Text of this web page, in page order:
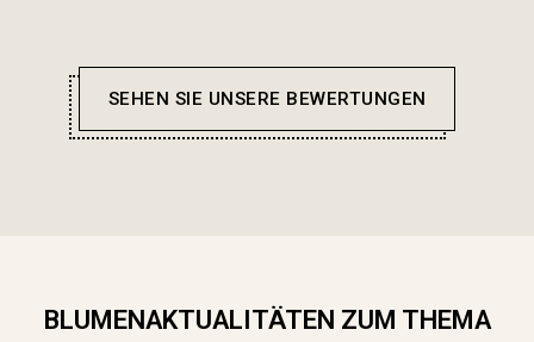
SEHEN SIE UNSERE BEWERTUNGEN
BLUMENAKTUALITÄTEN ZUM THEMA